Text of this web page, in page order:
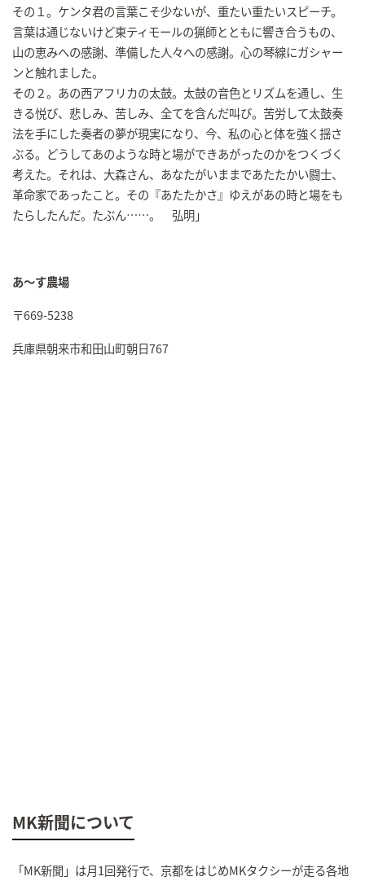
その１。ケンタ君の言葉こそ少ないが、重たい重たいスピーチ。
言葉は通じないけど東ティモールの猟師とともに響き合うもの、
山の恵みへの感謝、準備した人々への感謝。心の琴線にガシャー
ンと触れました。
その２。あの西アフリカの太鼓。太鼓の音色とリズムを通し、生
きる悦び、悲しみ、苦しみ、全てを含んだ叫び。苦労して太鼓奏
法を手にした奏者の夢が現実になり、今、私の心と体を強く揺さ
ぶる。どうしてあのような時と場ができあがったのかをつくづく
考えた。それは、大森さん、あなたがいままであたたかい闘士、
革命家であったこと。その『あたたかさ』ゆえがあの時と場をも
たらしたんだ。たぶん……。 弘明」
あ～す農場
〒669-5238
兵庫県朝来市和田山町朝日767
MK新聞について
「MK新聞」は月1回発行で、京都をはじめMKタクシーが走る各地